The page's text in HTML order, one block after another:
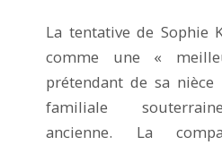
La tentative de Sophie
comme une «
prétendant de sa
familiale
ancienne. La